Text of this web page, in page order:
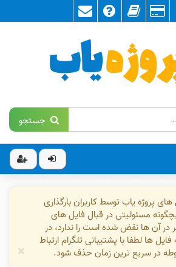
جستجو
پروژه یاب توسط کاربران بارگذاری
مسئولیتی در قبال فایل های
آن ها نقض شده است را ندارد، در
ها لطفا با پشتیبانی تلگرام ارتباط
در سریع ترین زمان حذف شود.
×